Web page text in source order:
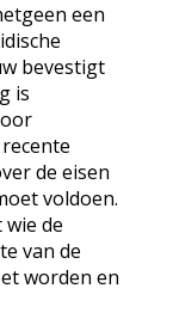
een
bevestigt
is
de eisen
voldoen.
de
van de
worden en